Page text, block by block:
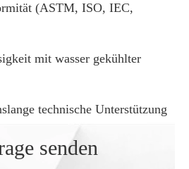
(ASTM, ISO, IEC,
mit wasser gekühlter
technische Unterstützung
senden